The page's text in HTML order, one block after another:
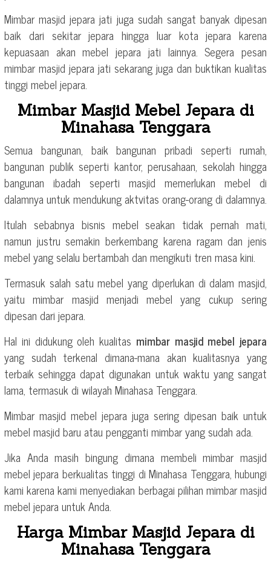
Mimbar masjid jepara jati juga sudah sangat banyak dipesan
baik dari sekitar jepara hingga luar kota jepara karena
kepuasaan akan mebel jepara jati lainnya. Segera pesan
mimbar masjid jepara jati sekarang juga dan buktikan kualitas
tinggi mebel jepara.
Mimbar Masjid Mebel Jepara di
Minahasa Tenggara
Semua bangunan, baik bangunan pribadi seperti rumah,
bangunan publik seperti kantor, perusahaan, sekolah hingga
bangunan ibadah seperti masjid memerlukan mebel di
dalamnya untuk mendukung aktvitas orang-orang di dalamnya.
Itulah sebabnya bisnis mebel seakan tidak pernah mati,
namun justru semakin berkembang karena ragam dan jenis
mebel yang selalu bertambah dan mengikuti tren masa kini.
Termasuk salah satu mebel yang diperlukan di dalam masjid,
yaitu mimbar masjid menjadi mebel yang cukup sering
dipesan dari jepara.
Hal ini didukung oleh kualitas mimbar masjid mebel jepara
yang sudah terkenal dimana-mana akan kualitasnya yang
terbaik sehingga dapat digunakan untuk waktu yang sangat
lama, termasuk di wilayah Minahasa Tenggara.
Mimbar masjid mebel jepara juga sering dipesan baik untuk
mebel masjid baru atau pengganti mimbar yang sudah ada.
Jika Anda masih bingung dimana membeli mimbar masjid
mebel jepara berkualitas tinggi di Minahasa Tenggara, hubungi
kami karena kami menyediakan berbagai pilihan mimbar masjid
mebel jepara untuk Anda.
Harga Mimbar Masjid Jepara di
Minahasa Tenggara